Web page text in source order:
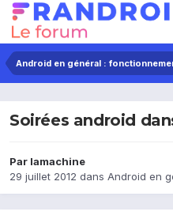
Android en général :
Soirées android
Par lamachine
29 juillet 2012 dans Android en